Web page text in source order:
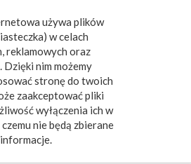
używa plików
w celach
reklamowych oraz
nim możemy
stronę do twoich
zaakceptować pliki
wyłączenia ich w
nie będą zbierane